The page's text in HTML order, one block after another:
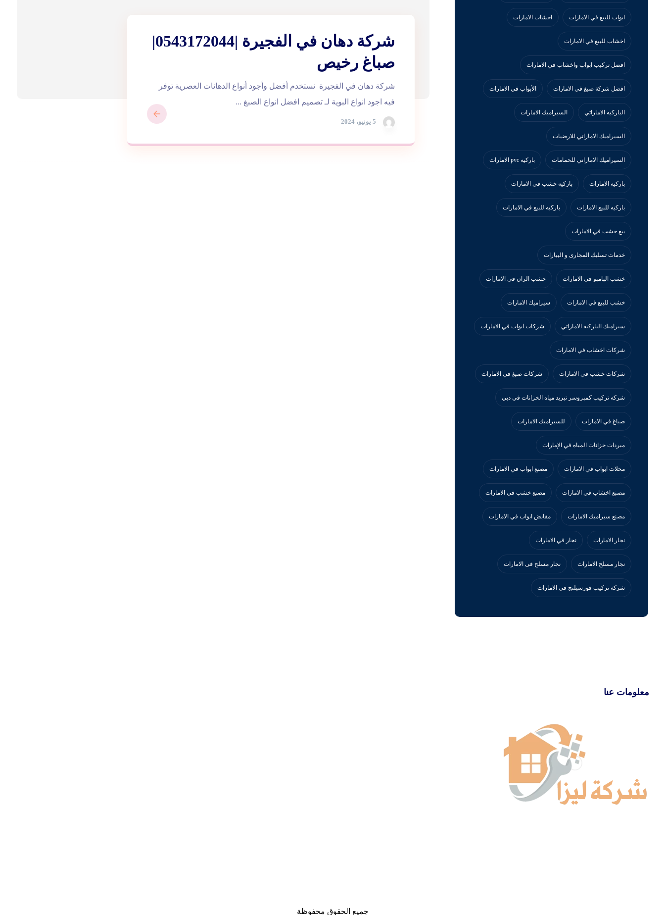
شركة دهان في الفجيرة |0543172044|
صباغ رخيص
5 يونيو، 2024
شركة دهان في الفجيرة نستخدم أفضل وأجود أنواع الدهانات العصرية توفر
فيه اجود انواع البوية لـ تصميم افضل انواع الصبغ ...
ابواب للبيع في الامارات اخشاب الامارات
اخشاب للبيع في الامارات
افضل تركيب ابواب واخشاب في الامارات
افضل شركة صبغ في الامارات الأبواب في الامارات
الباركيه الاماراتي السيراميك الامارات
السيراميك الاماراتي للارضيات
السيراميك الاماراتي للحمامات باركيه pvc الامارات
باركيه الامارات باركيه خشب في الامارات
باركيه للبيع الامارات باركيه للبيع في الامارات
بيع خشب في الامارات
خدمات تسليك المجارى و البيارات
خشب البامبو في الامارات خشب الزان في الامارات
خشب للبيع في الامارات سيراميك الامارات
سيراميك الباركيه الاماراتي شركات ابواب في الامارات
شركات اخشاب في الامارات
شركات خشب في الامارات شركات صبغ في الامارات
شركه تركيب كمبروسر تبريد مياه الخزانات في دبي
صباغ في الامارات للسيراميك الامارات
مبردات خزانات المياه في الإمارات
محلات ابواب في الامارات مصنع ابواب في الامارات
مصنع اخشاب في الامارات مصنع خشب في الامارات
مصنع سيراميك الامارات مقابض ابواب في الامارات
نجار الامارات نجار في الامارات
نجار مسلح الامارات نجار مسلح فى الامارات
‏شركة تركيب فورسيلنج في الامارات
معلومات عنا
جميع الحقوق محفوظة